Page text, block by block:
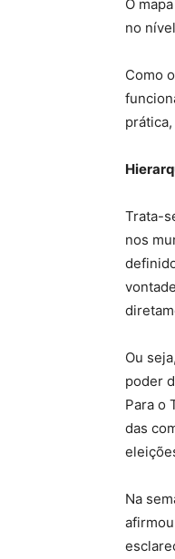
O
no
Como
Trata-
nos
Ou
poder
Para o
das
Na